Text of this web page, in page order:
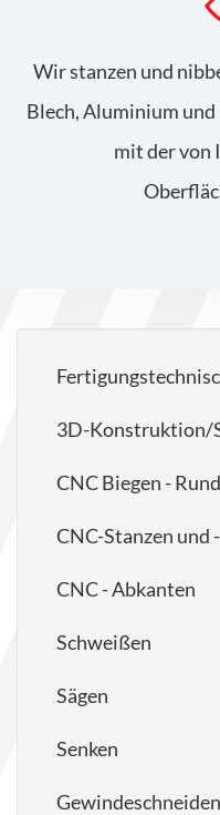
Wir stanzen und
Blech, Aluminium
mit der von
3D-Konstruktion/
CNC Biegen -
CNC-Stanzen und
CNC - Abkanten
Schweißen
Sägen
Senken
Gewindeschneiden